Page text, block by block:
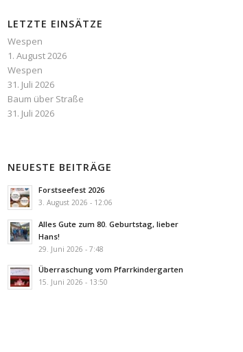
LETZTE EINSÄTZE
Wespen
1. August 2026
Wespen
31. Juli 2026
Baum über Straße
31. Juli 2026
NEUESTE BEITRÄGE
Forstseefest 2026
3. August 2026 - 12:06
Alles Gute zum 80. Geburtstag, lieber
Hans!
29. Juni 2026 - 7:48
Überraschung vom Pfarrkindergarten
15. Juni 2026 - 13:50